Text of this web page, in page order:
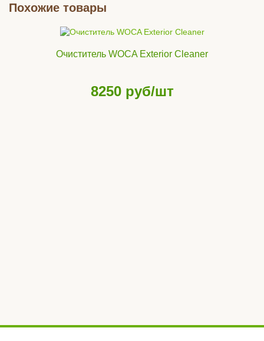
Похожие товары
Очиститель WOCA Exterior Cleaner
8250 руб/шт